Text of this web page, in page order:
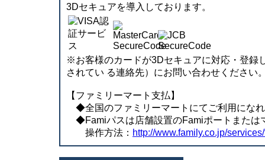
3Dセキュアを導入しております。
※お客様のカードが3Dセキュアに対応・登録
されてい る連絡先）にお問い合わせください
【ファミリーマート支払】
◆全国のファミリーマートにてご利用にな
◆Famiパスは店舗設置のFamiポートまたは
操作方法： http://www.family.co.jp/